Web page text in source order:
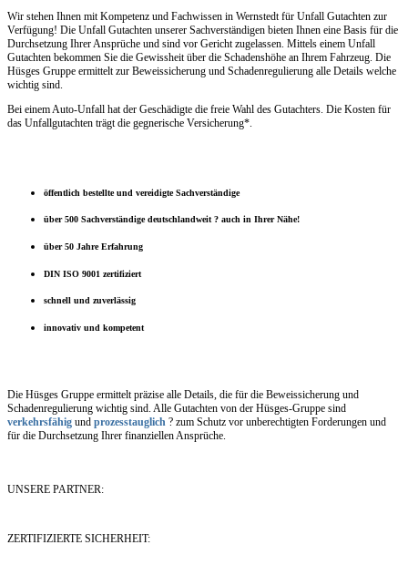
Wir stehen Ihnen mit Kompetenz und Fachwissen in Wernstedt für Unfall Gutachten zur
Verfügung! Die Unfall Gutachten unserer Sachverständigen bieten Ihnen eine Basis für die
Durchsetzung Ihrer Ansprüche und sind vor Gericht zugelassen. Mittels einem Unfall
Gutachten bekommen Sie die Gewissheit über die Schadenshöhe an Ihrem Fahrzeug. Die
Hüsges Gruppe ermittelt zur Beweissicherung und Schadenregulierung alle Details welche
wichtig sind.
Bei einem Auto-Unfall hat der Geschädigte die freie Wahl des Gutachters. Die Kosten für
das Unfallgutachten trägt die gegnerische Versicherung*.
öffentlich bestellte und vereidigte Sachverständige
über 500 Sachverständige deutschlandweit ? auch in Ihrer Nähe!
über 50 Jahre Erfahrung
DIN ISO 9001 zertifiziert
schnell und zuverlässig
innovativ und kompetent
Die Hüsges Gruppe ermittelt präzise alle Details, die für die Beweissicherung und
Schadenregulierung wichtig sind. Alle Gutachten von der Hüsges-Gruppe sind
verkehrsfähig und prozesstauglich ? zum Schutz vor unberechtigten Forderungen und
für die Durchsetzung Ihrer finanziellen Ansprüche.
UNSERE PARTNER:
ZERTIFIZIERTE SICHERHEIT: